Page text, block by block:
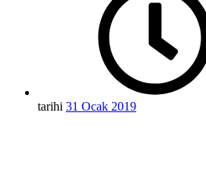
tarihi 31 Ocak 2019